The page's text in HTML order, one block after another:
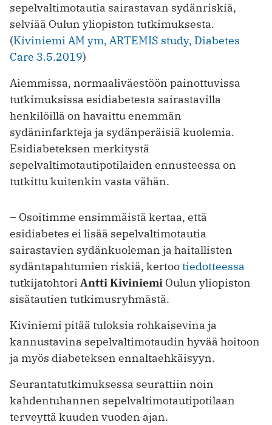
sepelvaltimotautia sairastavan sydänriskiä,
selviää Oulun yliopiston tutkimuksesta.
(Kiviniemi AM ym, ARTEMIS study, Diabetes
Care 3.5.2019)
Aiemmissa, normaaliväestöön painottuvissa
tutkimuksissa esidiabetesta sairastavilla
henkilöillä on havaittu enemmän
sydäninfarkteja ja sydänperäisiä kuolemia.
Esidiabeteksen merkitystä
sepelvaltimotautipotilaiden ennusteessa on
tutkittu kuitenkin vasta vähän.
– Osoitimme ensimmäistä kertaa, että
esidiabetes ei lisää sepelvaltimotautia
sairastavien sydänkuoleman ja haitallisten
sydäntapahtumien riskiä, kertootiedotteessa
tutkijatohtori Antti Kiviniemi Oulun yliopiston
sisätautien tutkimusryhmästä.
Kiviniemi pitää tuloksia rohkaisevina ja
kannustavina sepelvaltimotaudin hyvää hoitoon
ja myös diabeteksen ennaltaehkäisyyn.
Seurantatutkimuksessa seurattiin noin
kahdentuhannen sepelvaltimotautipotilaan
terveyttä kuuden vuoden ajan.